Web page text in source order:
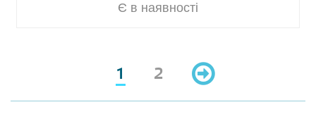
Є в наявності
1 2